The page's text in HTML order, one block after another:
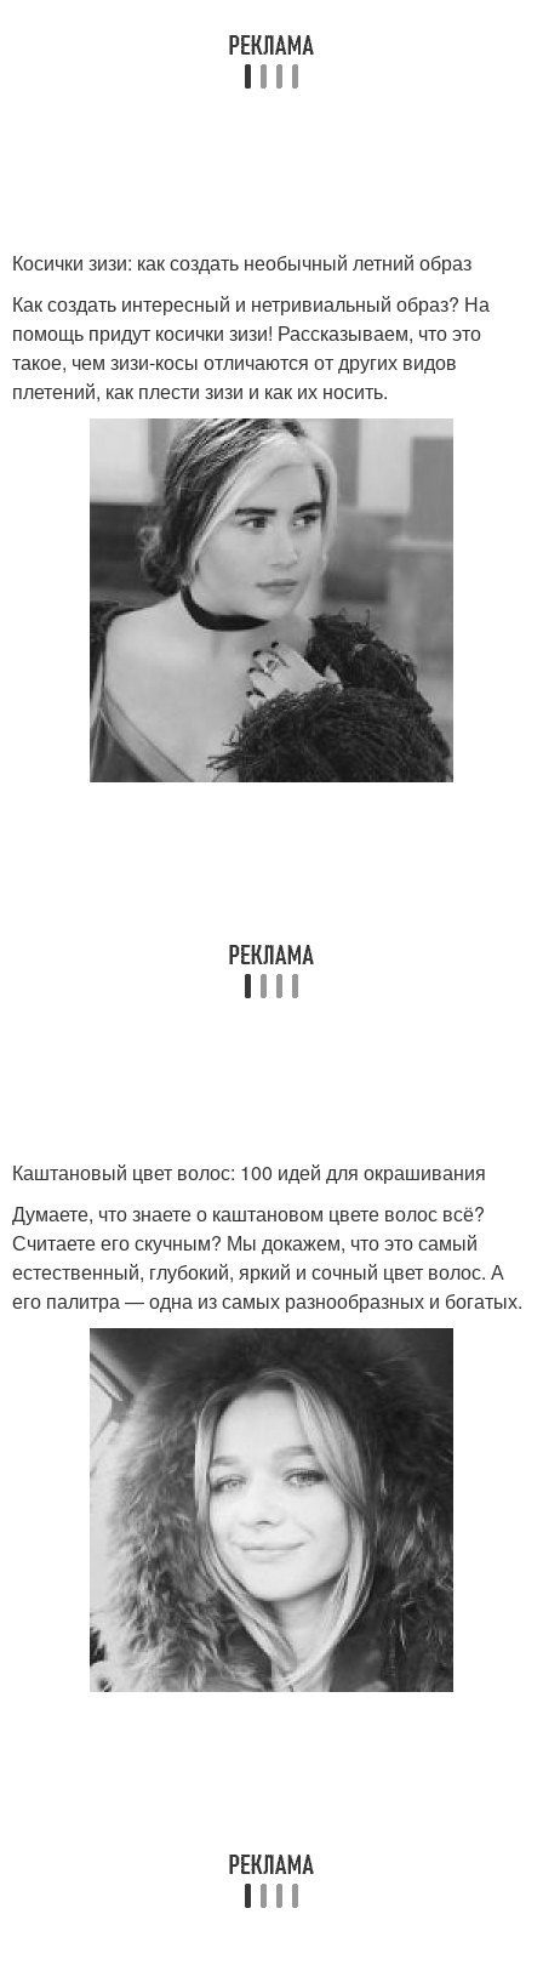
Косички зизи: как создать необычный летний образ
Как создать интересный и нетривиальный образ? На
помощь придут косички зизи! Рассказываем, что это
такое, чем зизи-косы отличаются от других видов
плетений, как плести зизи и как их носить.
Каштановый цвет волос: 100 идей для окрашивания
Думаете, что знаете о каштановом цвете волос всё?
Считаете его скучным? Мы докажем, что это самый
естественный, глубокий, яркий и сочный цвет волос. А
его палитра — одна из самых разнообразных и богатых.